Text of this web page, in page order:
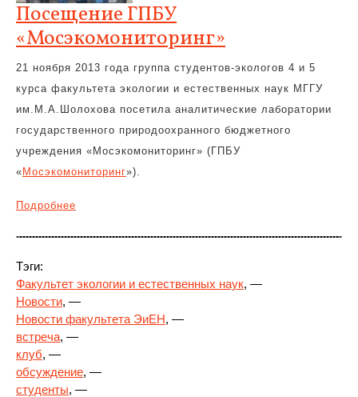
Посещение ГПБУ
«Мосэкомониторинг»
21 ноября 2013 года группа студентов-экологов 4 и 5
курса факультета экологии и естественных наук МГГУ
им.М.А.Шолохова посетила аналитические лаборатории
государственного природоохранного бюджетного
учреждения «Мосэкомониторинг» (ГПБУ
« Мосэкомониторинг»).
Подробнее
Тэги:
Факультет экологии и естественных наук, —
Новости, —
Новости факультета ЭиЕН, —
встреча, —
клуб, —
обсуждение, —
студенты, —